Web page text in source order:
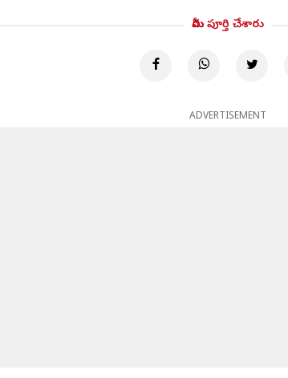
మీరు పూర్తి చేశారు
ADVERTISEMENT